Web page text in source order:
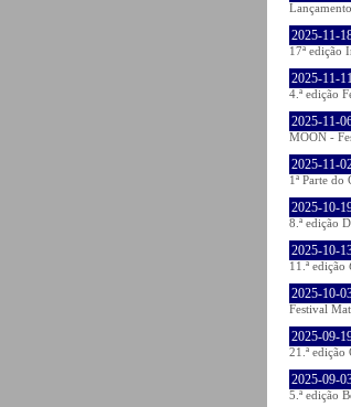
2025-11-
17ª edição
2025-11-
4.ª edição
2025-11-
MOON -
2025-11-
1ª Parte do
2025-10-
8.ª edição
2025-10-
11.ª edição
2025-10-
Festival
2025-09-
21.ª
2025-09-
5.ª edição